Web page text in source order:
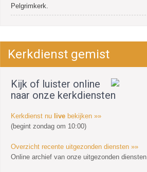
Pelgrimkerk.
Kerkdienst gemist
Kijk of luister online
naar onze kerkdiensten
Kerkdienst nu live bekijken »»
(begint zondag om 10:00)
Overzicht recente uitgezonden diensten »»
Online archief van onze uitgezonden diensten